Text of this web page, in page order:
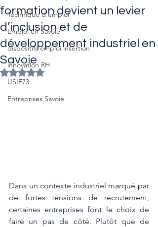
Technique d'emploi
Emploi en Savoie
dispositifs emploi insertion
innovation RH
USIE73
Entreprises Savoie
formation devient un levier
d’inclusion et de
développement industriel en
Savoie
Noté NaN étoiles sur 5.
Dans un contexte industriel marqué par
de fortes tensions de recrutement,
certaines entreprises font le choix de
faire un pas de côté. Plutôt que de